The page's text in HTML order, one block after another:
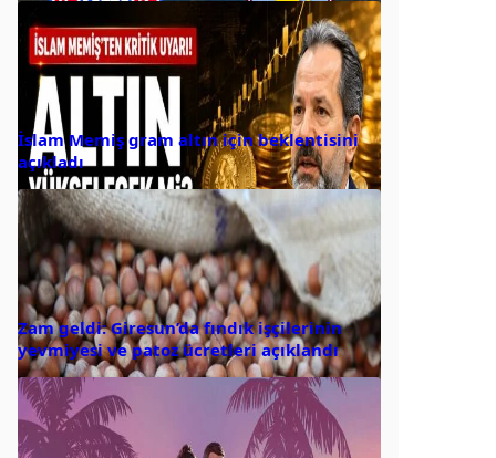
İslam Memiş gram altın için beklentisini
açıkladı
Zam geldi: Giresun’da fındık işçilerinin
yevmiyesi ve patoz ücretleri açıklandı